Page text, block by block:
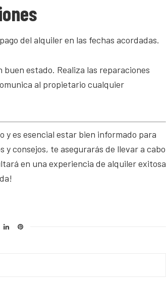
del alquiler en las fechas acordadas.
buen estado. Realiza las reparaciones
al propietario cualquier
y es esencial estar bien informado para
consejos, te asegurarás de llevar a cabo
en una experiencia de alquiler exitosa